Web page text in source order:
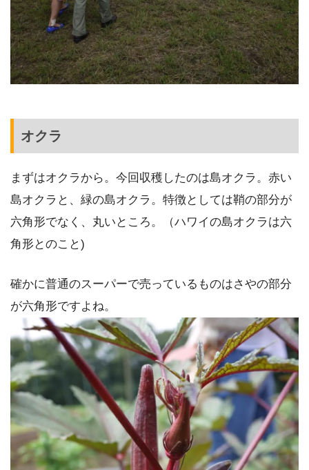
オクラ
まずはオクラから。今回収穫したのは島オクラ。赤い
島オクラと、緑の島オクラ。特徴としては鞘の部分が
六角形でなく、丸いところ。（ハワイの島オクラは六
角形とのこと)
確かに普通のスーパーで売っているものはさやの部分
が六角形ですよね。